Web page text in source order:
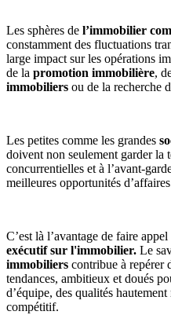
Les sphères de l’immobilier
constamment des fluctuations
large impact sur les opérations
de la promotion immobilière,
immobiliers ou de la recherche
Les petites comme les grandes
doivent non seulement garder la
concurrentielles et à l’avant-
meilleures opportunités
C’est là l’avantage de faire appel
exécutif sur l'immobilier. Le
immobiliers contribue à repérer
tendances, ambitieux et doués
d’équipe, des qualités
compétitif.